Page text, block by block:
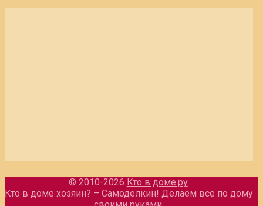
© 2010-2026 Кто в доме.ру.
Кто в доме хозяин? – Самоделкин! Делаем все по дому